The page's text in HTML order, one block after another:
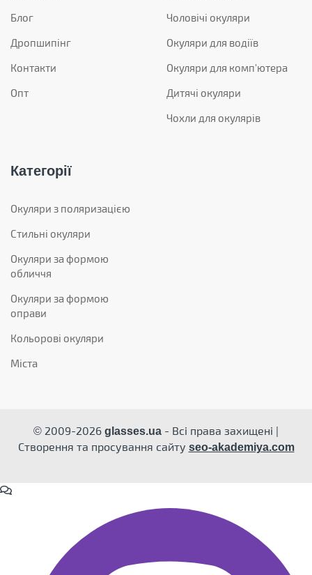
Блог
Дропшипінг
Контакти
Опт
Чоловічі окуляри
Окуляри для водіїв
Окуляри для комп'ютера
Дитячі окуляри
Чохли для окулярів
Категорії
Окуляри з поляризацією
Стильні окуляри
Окуляри за формою
обличчя
Окуляри за формою
оправи
Кольорові окуляри
Міста
© 2009-2026 glasses.ua - Всі права захищені |
Створення та просування сайту seo-akademiya.com